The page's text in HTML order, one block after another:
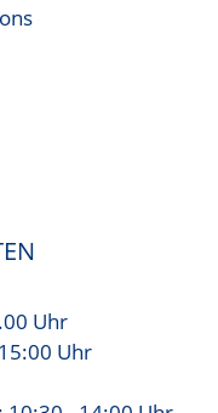
Uhr
Uhr